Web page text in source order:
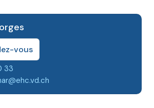
vous
33